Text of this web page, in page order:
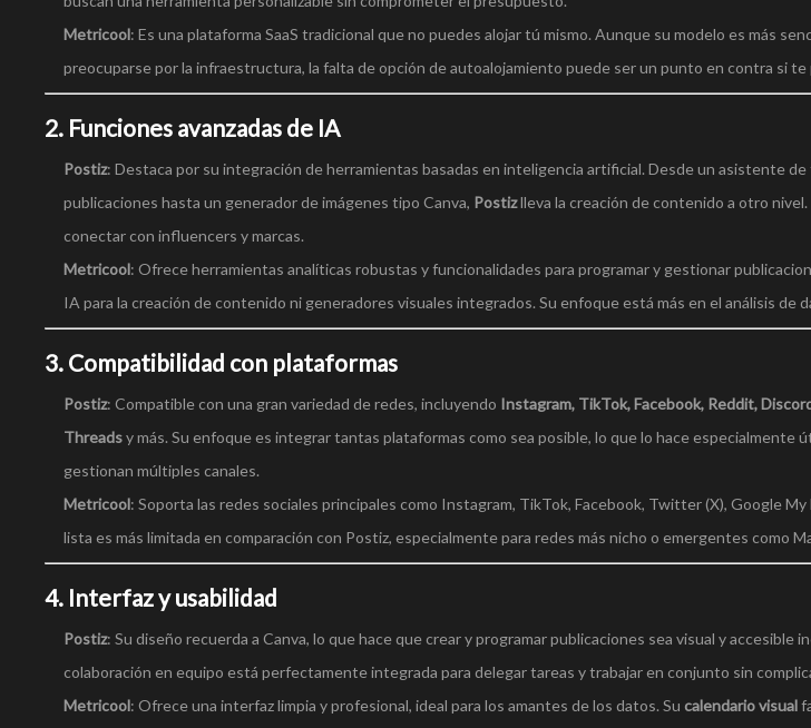
Metricool: Es una plataforma SaaS tradicional que no puedes alojar tú mismo. Aunque su modelo es más
preocuparse por la infraestructura, la falta de opción de autoalojamiento puede ser un punto en contra si te
2. Funciones avanzadas de IA
Postiz: Destaca por su integración de herramientas basadas en inteligencia artificial. Desde un asistente
publicaciones hasta un generador de imágenes tipo Canva, Postizlleva la creación de contenido a otro
conectar con influencers y marcas.
Metricool: Ofrece herramientas analíticas robustas y funcionalidades para programar y gestionar
IA para la creación de contenido ni generadores visuales integrados. Su enfoque está más en el análisis de
3. Compatibilidad con plataformas
Postiz: Compatible con una gran variedad de redes, incluyendo Instagram, TikTok, Facebook, Reddit,
Threadsy más. Su enfoque es integrar tantas plataformas como sea posible, lo que lo hace especialmente
gestionan múltiples canales.
Metricool: Soporta las redes sociales principales como Instagram, TikTok, Facebook, Twitter (X), Google
lista es más limitada en comparación con Postiz, especialmente para redes más nicho o emergentes como
4. Interfaz y usabilidad
Postiz: Su diseño recuerda a Canva, lo que hace que crear y programar publicaciones sea visual y accesible
colaboración en equipo está perfectamente integrada para delegar tareas y trabajar en conjunto sin
Metricool: Ofrece una interfaz limpia y profesional, ideal para los amantes de los datos. Su calendario visual